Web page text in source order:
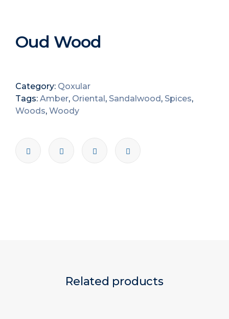
Oud Wood
Category: Qoxular
Tags: Amber, Oriental, Sandalwood, Spices,
Woods, Woody
Related products